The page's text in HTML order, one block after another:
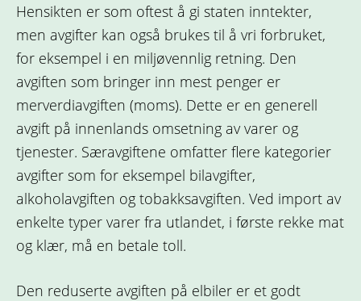
Hensikten er som oftest å gi staten inntekter,
men avgifter kan også brukes til å vri forbruket,
for eksempel i en miljøvennlig retning. Den
avgiften som bringer inn mest penger er
merverdiavgiften (moms). Dette er en generell
avgift på innenlands omsetning av varer og
tjenester. Særavgiftene omfatter flere kategorier
avgifter som for eksempel bilavgifter,
alkoholavgiften og tobakksavgiften. Ved import av
enkelte typer varer fra utlandet, i første rekke mat
og klær, må en betale toll.
Den reduserte avgiften på elbiler er et godt